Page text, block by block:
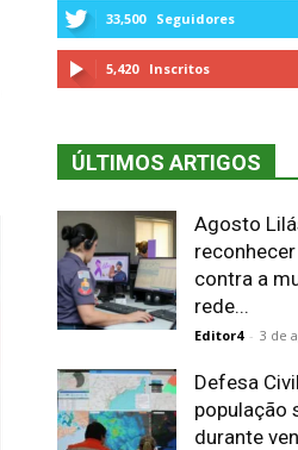
33,500 Seguidores
5,420 Inscritos
ÚLTIMOS ARTIGOS
Agosto
contra a
rede...
Editor4 - 3 de
Defesa
população
durante